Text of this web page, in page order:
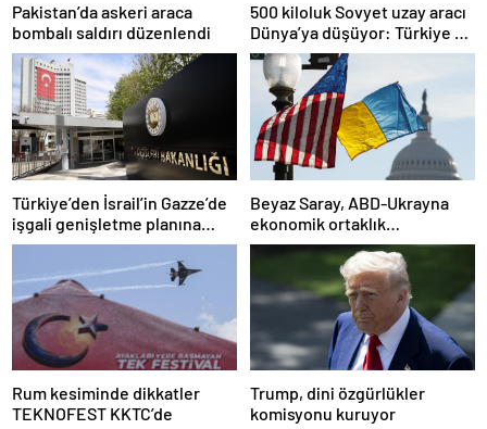
Pakistan’da askeri araca
bombalı saldırı düzenlendi
500 kiloluk Sovyet uzay aracı
Dünya’ya düşüyor: Türkiye de
risk altında
Türkiye’den İsrail’in Gazze’de
işgali genişletme planına
tepki
Beyaz Saray, ABD-Ukrayna
ekonomik ortaklık
anlaşmasının detaylarını
Rum kesiminde dikkatler
TEKNOFEST KKTC’de
Trump, dini özgürlükler
komisyonu kuruyor